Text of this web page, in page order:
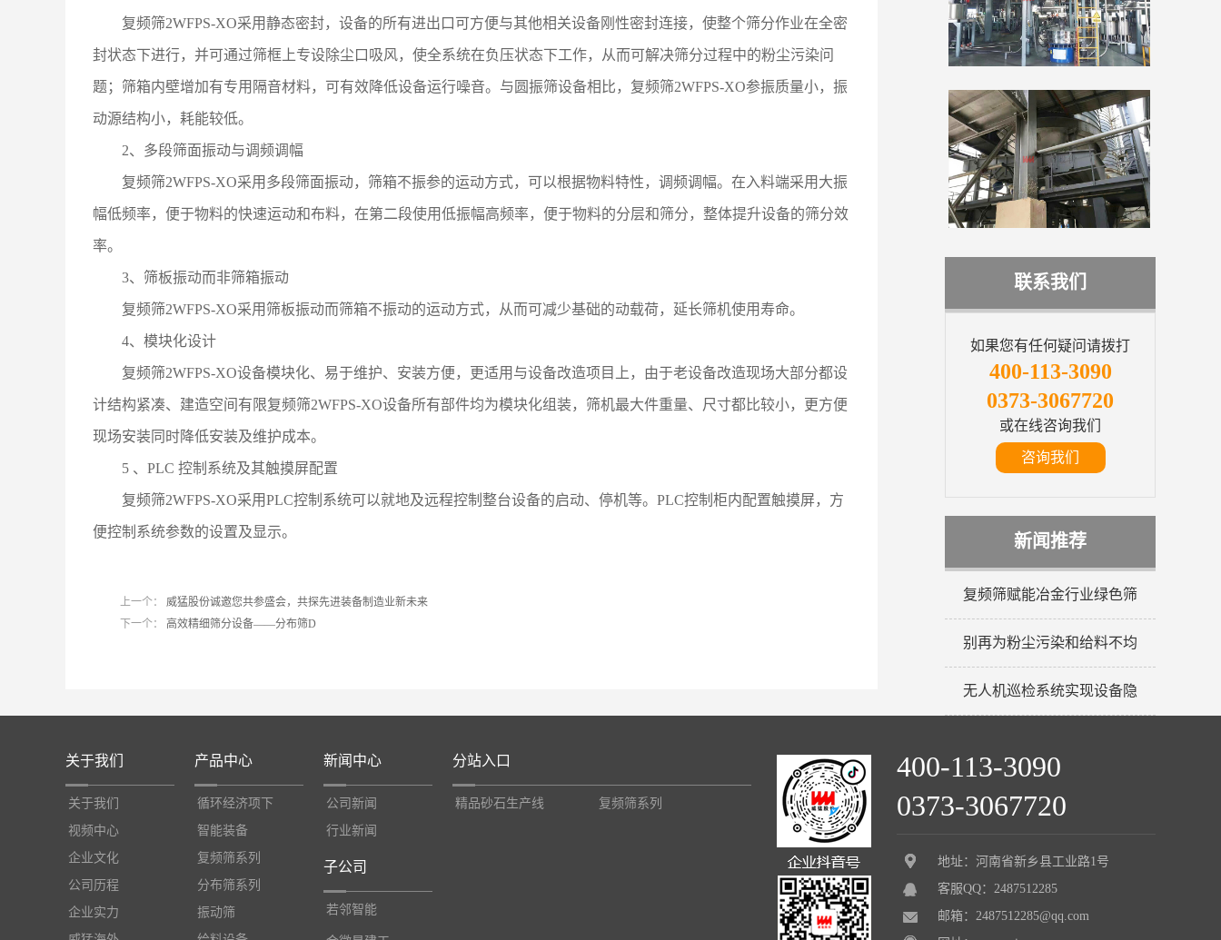
复频筛2WFPS-XO采用静态密封，设备的所有进出口可方便与其他相关设备刚性密封连接，使整个筛分作业在全密
封状态下进行，并可通过筛框上专设除尘口吸风，使全系统在负压状态下工作，从而可解决筛分过程中的粉尘污染问
题；筛箱内壁增加有专用隔音材料，可有效降低设备运行噪音。与圆振筛设备相比，复频筛2WFPS-XO参振质量小，振
动源结构小，耗能较低。
2、多段筛面振动与调频调幅
复频筛2WFPS-XO采用多段筛面振动，筛箱不振参的运动方式，可以根据物料特性，调频调幅。在入料端采用大振
幅低频率，便于物料的快速运动和布料，在第二段使用低振幅高频率，便于物料的分层和筛分，整体提升设备的筛分效
率。
3、筛板振动而非筛箱振动
复频筛2WFPS-XO采用筛板振动而筛箱不振动的运动方式，从而可减少基础的动载荷，延长筛机使用寿命。
4、模块化设计
复频筛2WFPS-XO设备模块化、易于维护、安装方便，更适用与设备改造项目上，由于老设备改造现场大部分都设
计结构紧凑、建造空间有限复频筛2WFPS-XO设备所有部件均为模块化组装，筛机最大件重量、尺寸都比较小，更方便
现场安装同时降低安装及维护成本。
5 、PLC 控制系统及其触摸屏配置
复频筛2WFPS-XO采用PLC控制系统可以就地及远程控制整台设备的启动、停机等。PLC控制柜内配置触摸屏，方
便控制系统参数的设置及显示。
上一个：
威猛股份诚邀您共参盛会，共探先进装备制造业新未来
下一个：
高效精细筛分设备——分布筛D
联系我们
如果您有任何疑问请拨打
400-113-3090
0373-3067720
或在线咨询我们
咨询我们
新闻推荐
复频筛赋能冶金行业绿色筛
别再为粉尘污染和给料不均
无人机巡检系统实现设备隐
关于我们
关于我们
视频中心
企业文化
公司历程
企业实力
产品中心
循环经济项下
智能装备
复频筛系列
分布筛系列
振动筛
新闻中心
公司新闻
行业新闻
子公司
若邻智能
分站入口
精品砂石生产线 复频筛系列
400-113-3090
0373-3067720
地址：河南省新乡县工业路1号
客服QQ：2487512285
邮箱：2487512285@qq.com